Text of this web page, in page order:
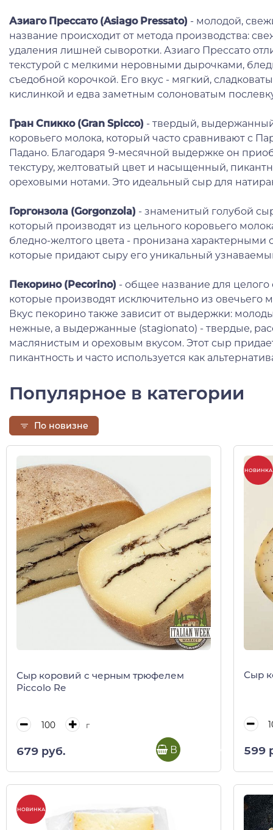
Азиаго Прессато (Asiago Pressato) - молодой,
название происходит от метода производства:
удаления лишней сыворотки. Азиаго Прессато
текстурой с мелкими неровными дырочками,
съедобной корочкой. Его вкус - мягкий,
кислинкой и едва заметным солоноватым
Гран Спикко (Gran Spicco) - твердый,
коровьего молока, который часто сравнивают с
Падано. Благодаря 9-месячной выдержке он
текстуру, желтоватый цвет и насыщенный,
ореховыми нотами. Это идеальный сыр для
Горгонзола (Gorgonzola) - знаменитый голубой
который производят из цельного коровьего
бледно-желтого цвета - пронизана
которые придают сыру его уникальный
Пекорино (Pecorino) - общее название для
которые производят исключительно из овечьего
Вкус пекорино также зависит от выдержки:
нежные, а выдержанные (stagionato) - твердые,
маслянистым и ореховым вкусом. Этот сыр
пикантность и часто используется как
Популярное в категории
По новизне
Сыр коровий с черным трюфелем
Piccolo Re
г
679 руб. В корзину
НОВИНКА
Сыр
599
НОВИНКА